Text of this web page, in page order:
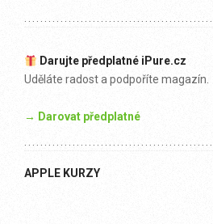
Darujte předplatné iPure.cz
Uděláte radost a podpoříte magazín.
→ Darovat předplatné
APPLE KURZY